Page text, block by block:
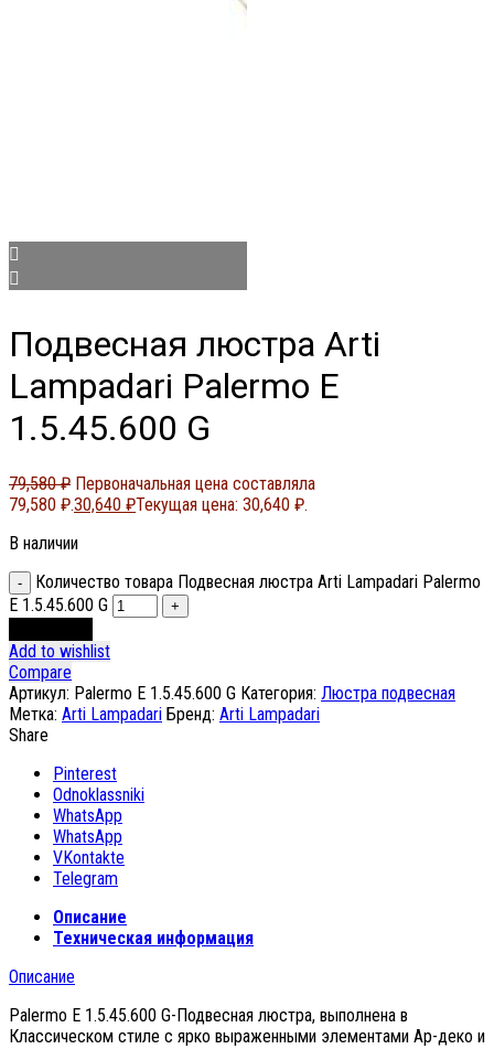
Подвесная люстра Arti
Lampadari Palermo E
1.5.45.600 G
79,580₽ Первоначальная цена составляла
79,580 ₽.30,640 ₽Текущая цена: 30,640 ₽.
В наличии
Количество товара Подвесная люстра Arti Lampadari Palermo
E 1.5.45.600 G
Add to wishlist
Compare
Артикул: Palermo E 1.5.45.600 G Категория: Люстра подвесная
Метка: Arti Lampadari Бренд: Arti Lampadari
Share
Pinterest
Odnoklassniki
WhatsApp
WhatsApp
VKontakte
Telegram
Описание
Техническая информация
Описание
Palermo E 1.5.45.600 G-Подвесная люстра, выполнена в
Классическом стиле с ярко выраженными элементами Ар-деко и